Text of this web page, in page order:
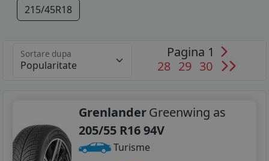
215/45R18
Sortare dupa
Pagina 1
28 29 30
GrenlanderGreenwing as
205/55 R16 94V
Turisme